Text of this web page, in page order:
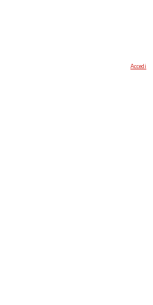
Accedi